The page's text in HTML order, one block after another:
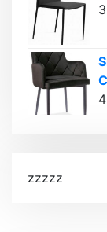
zzzzz